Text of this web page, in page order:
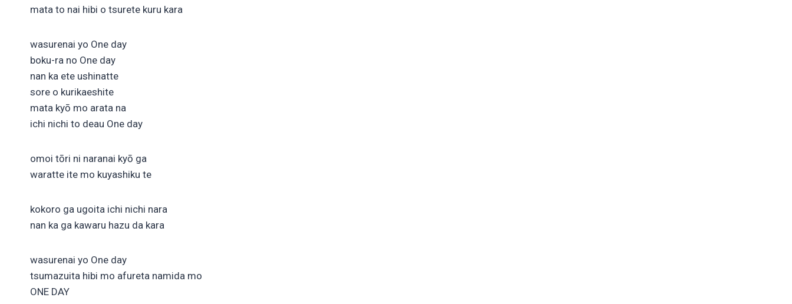
mata to nai hibi o tsurete kuru kara
wasurenai yo One day
boku-ra no One day
nan ka ete ushinatte
sore o kurikaeshite
mata kyō mo arata na
ichi nichi to deau One day
omoi tōri ni naranai kyō ga
waratte ite mo kuyashiku te
kokoro ga ugoita ichi nichi nara
nan ka ga kawaru hazu da kara
wasurenai yo One day
tsumazuita hibi mo afureta namida mo
ONE DAY